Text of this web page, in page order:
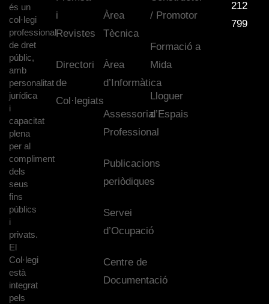
és un
col·legi
professional
de dret
públic,
amb
personalitat
jurídica
i
capacitat
plena
per al
compliment
dels
seus
fins
públics
i
privats.
El
Col·legi
està
integrat
pels
i
Revistes
Directori
de
Col·legiats
Àrea
Tècnica
Àrea
d’Informàtica
Assessoria
Professional
Publicacions
periòdiques
Servei
d’Ocupació
Centre de
Documentació
/ Promotor
Formació a
Mida
Lloguer
d’Espais
212
799